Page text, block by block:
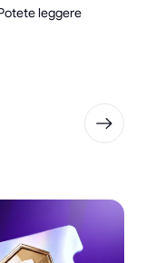
leggere